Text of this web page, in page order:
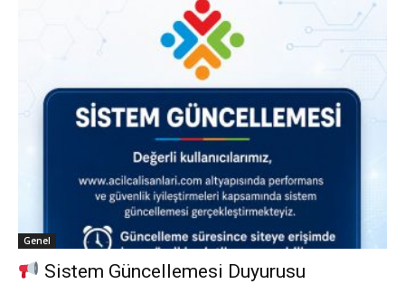
Genel
Sistem Güncellemesi Duyurusu